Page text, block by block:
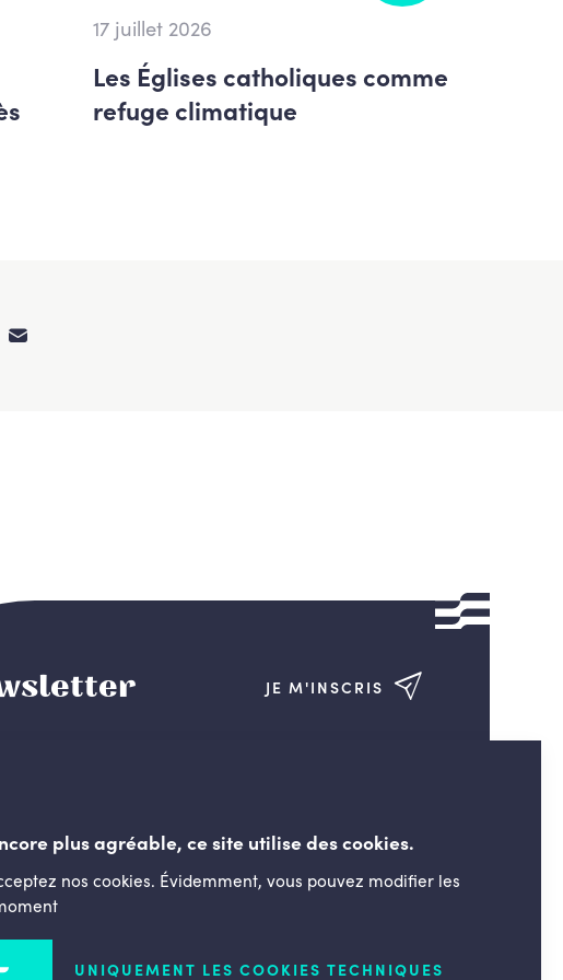
17 juillet 2026
Les Églises catholiques comme
refuge climatique
JE M'INSCRIS
LESENGAGÉS.BE
plus agréable, ce site utilise des cookies.
nos cookies. Évidemment, vous pouvez modifier les
UNIQUEMENT LES COOKIES TECHNIQUES